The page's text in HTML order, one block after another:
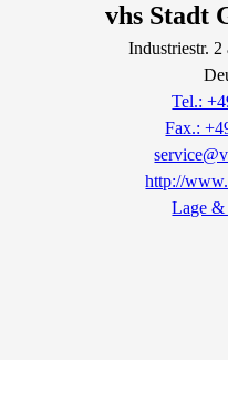
vhs Stadt
Industriestr. 2
Tel.:
Fax.:
http://
Lage &